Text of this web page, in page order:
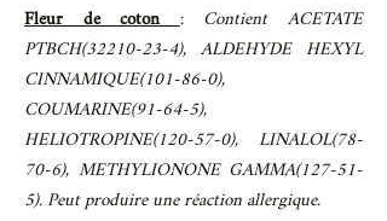
Fleur de coton: Contient ACETATE
PTBCH(32210-23-4), ALDEHYDE HEXYL
CINNAMIQUE(101-86-0),
COUMARINE(91-64-5),
HELIOTROPINE(120-57-0), LINALOL(78-
70-6), METHYLIONONE GAMMA(127-51-
5). Peut produire une réaction allergique.